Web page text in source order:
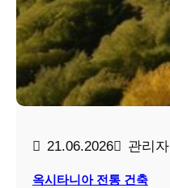
21.06.2026 관리자
옥시타니아 전통 건축